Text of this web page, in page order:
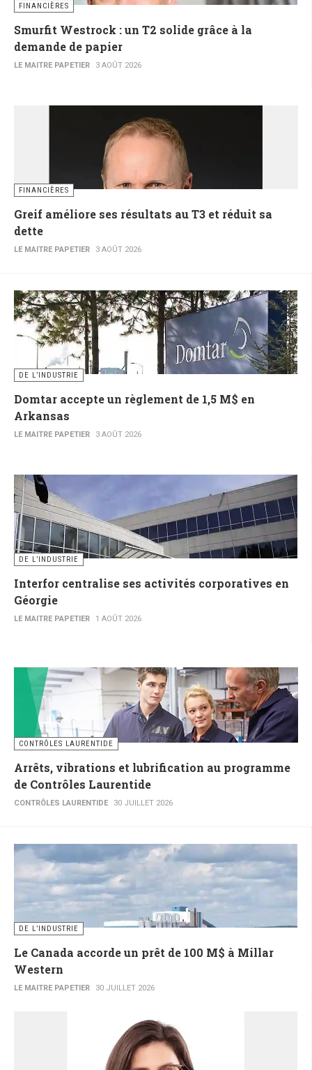
FINANCIÈRES
Smurfit Westrock : un T2 solide grâce à la
demande de papier
LE MAITRE PAPETIER 3 AOÛT 2026
FINANCIÈRES
Greif améliore ses résultats au T3 et réduit sa
dette
LE MAITRE PAPETIER 3 AOÛT 2026
DE L’INDUSTRIE
Domtar accepte un règlement de 1,5 M$ en
Arkansas
LE MAITRE PAPETIER 3 AOÛT 2026
DE L’INDUSTRIE
Interfor centralise ses activités corporatives en
Géorgie
LE MAITRE PAPETIER 1 AOÛT 2026
CONTRÔLES LAURENTIDE
Arrêts, vibrations et lubrification au programme
de Contrôles Laurentide
CONTRÔLES LAURENTIDE 30 JUILLET 2026
DE L’INDUSTRIE
Le Canada accorde un prêt de 100 M$ à Millar
Western
LE MAITRE PAPETIER 30 JUILLET 2026